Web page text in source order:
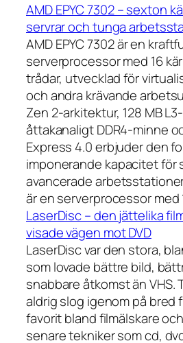
AMD EPYC 7302 – sexton
servrar och tunga
AMD EPYC 7302 är en
serverprocessor med 16
trådar, utvecklad för
och andra krävande
Zen 2-arkitektur, 128 MB
åttakanaligt DDR4-minne
Express 4.0 erbjuder den
imponerande kapacitet för
avancerade
är en serverprocessor med
LaserDisc – den jättelika
visade vägen mot DVD
LaserDisc var den stora,
som lovade bättre bild,
snabbare åtkomst än
aldrig slog igenom på bred
favorit bland filmälskare
senare tekniker som cd,